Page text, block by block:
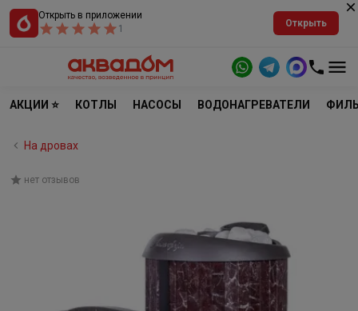
Открыть в приложении
1
Открыть
АКЦИИ ⭐ КОТЛЫ НАСОСЫ ВОДОНАГРЕВАТЕЛИ
На дровах
нет отзывов